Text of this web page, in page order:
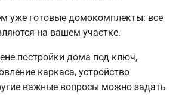
уже готовые домокомплекты: все
на вашем участке.
постройки дома под ключ,
каркаса, устройство
важные вопросы можно задать